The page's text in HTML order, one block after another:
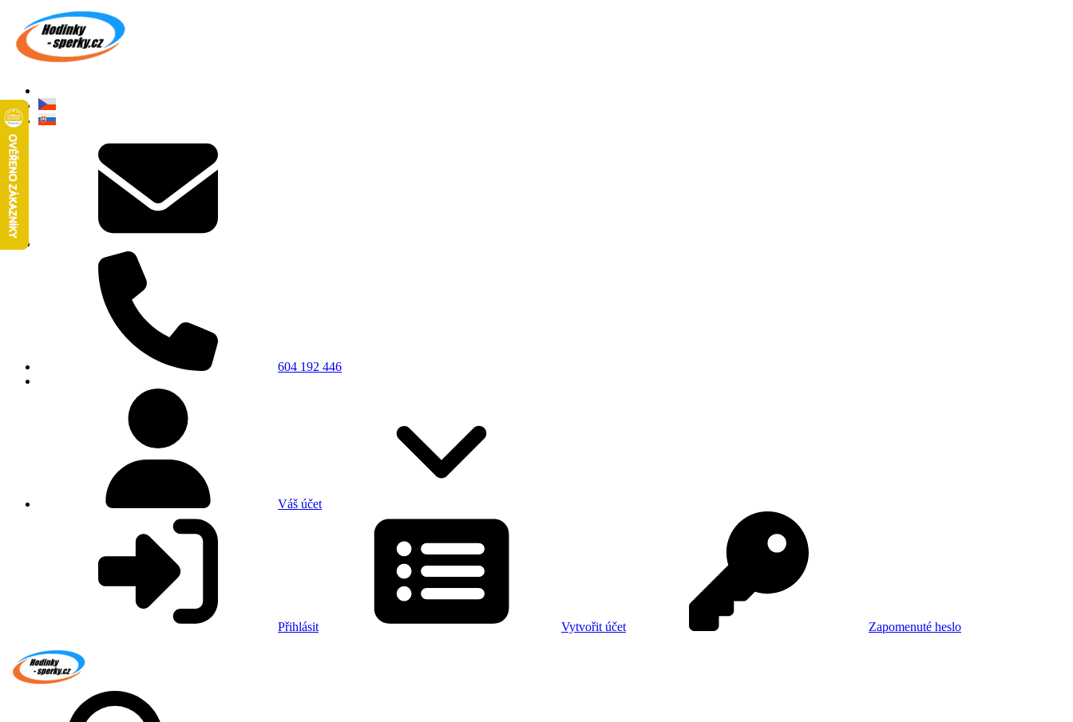
604 192 446
Váš účet
Přihlásit Vytvořit účet Zapomenuté heslo